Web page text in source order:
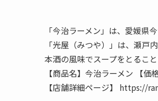
「今治ラーメン」は、愛媛県
「光屋（みつや）」は、瀬戸
本酒の風味でスープをとるこ
【商品名】今治ラーメン 【価
【店舗詳細ページ】 https://